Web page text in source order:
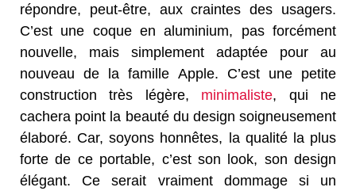
répondre, peut-être, aux craintes des usagers.
C’est une coque en aluminium, pas forcément
nouvelle, mais simplement adaptée pour au
nouveau de la famille Apple. C’est une petite
construction très légère, minimaliste, qui ne
cachera point la beauté du design soigneusement
élaboré. Car, soyons honnêtes, la qualité la plus
forte de ce portable, c’est son look, son design
élégant. Ce serait vraiment dommage si un